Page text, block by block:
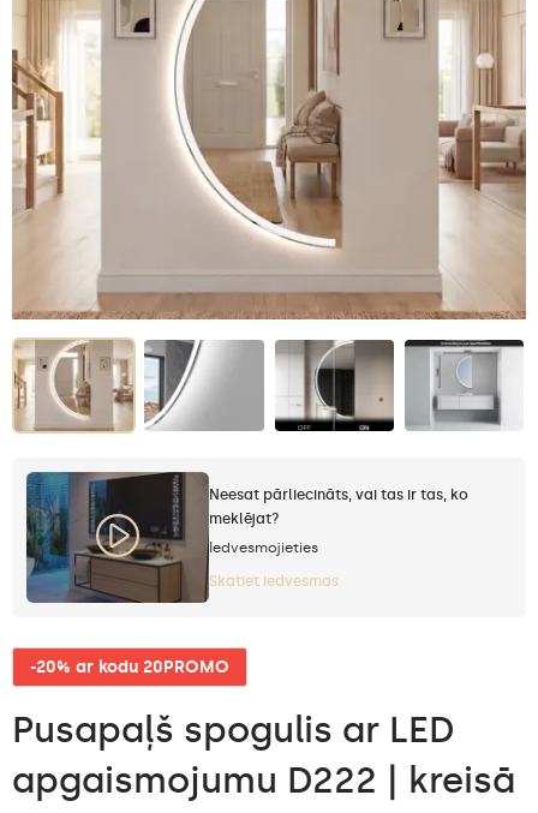
Neesat pārliecināts, vai tas ir tas, ko
meklējat?
Iedvesmojieties
Skatiet iedvesmas
-20% ar kodu 20PROMO
Pusapaļš spogulis ar LED
apgaismojumu D222 | kreisā